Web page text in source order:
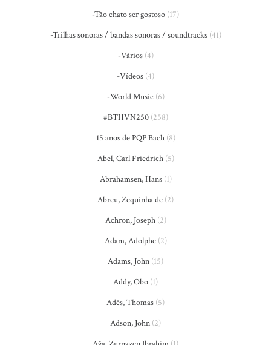
-Tão chato ser gostoso (17)
-Trilhas sonoras / bandas sonoras / soundtracks(41)
-Vários(4)
-Vídeos (4)
-World Music (6)
#BTHVN250(258)
15 anos de PQP Bach(8)
Abel, Carl Friedrich(5)
Abrahamsen, Hans(1)
Abreu, Zequinha de (2)
Achron, Joseph(2)
Adam, Adolphe(2)
Adams, John (15)
Addy, Obo (1)
Adès, Thomas (5)
Adson, John (2)